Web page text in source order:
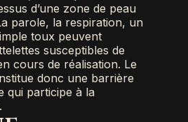
d’une zone de peau
parole, la respiration, un
toux peuvent
susceptibles de
cours de réalisation. Le
donc une barrière
qui participe à la